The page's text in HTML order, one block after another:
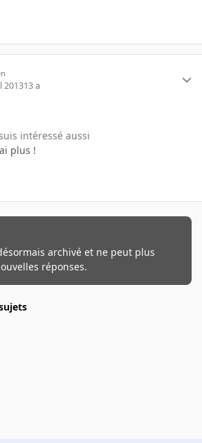
201313 a
intéressé aussi
plus !
archivé et ne peut plus
réponses.